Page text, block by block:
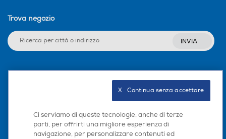
Trova negozio
INVIA
Scarica la nostra app
Ci serviamo di queste tecnologie, anche di terze
parti, per offrirti una migliore esperienza di
navigazione, per personalizzare contenuti ed
X   Continua senza accettare